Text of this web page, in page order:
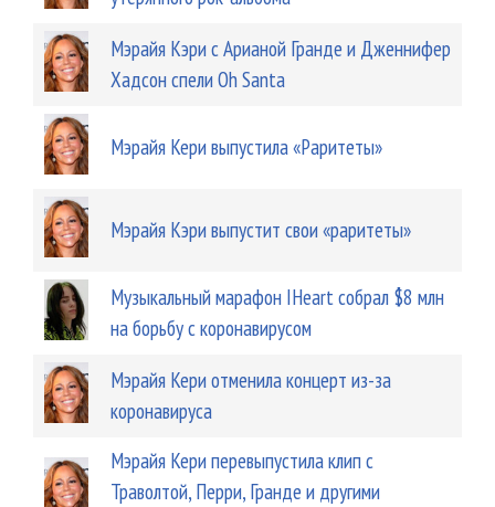
Мэрайя Кэри с Арианой Гранде и Дженнифер
Хадсон спели Oh Santa
Мэрайя Кери выпустила «Раритеты»
Мэрайя Кэри выпустит свои «раритеты»
Музыкальный марафон IHeart собрал $8 млн
на борьбу с коронавирусом
Мэрайя Кери отменила концерт из-за
коронавируса
Мэрайя Кери перевыпустила клип с
Траволтой, Перри, Гранде и другими